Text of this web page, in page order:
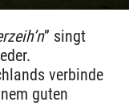
” singt
verbinde
guten